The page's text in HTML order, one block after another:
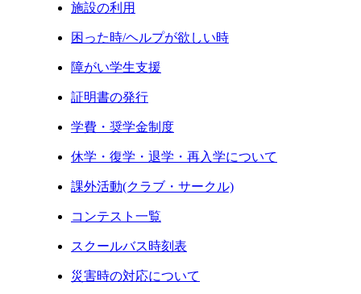
施設の利用
困った時/ヘルプが欲しい時
障がい学生支援
証明書の発行
学費・奨学金制度
休学・復学・退学・再入学について
課外活動(クラブ・サークル)
コンテスト一覧
スクールバス時刻表
災害時の対応について